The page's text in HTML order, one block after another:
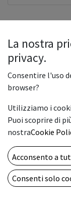
Powered by
La nostra
privacy.
Consentire l'uso
browser?
Utilizziamo i
Puoi scoprire di
nostraCookie
Acconsento a
Consenti solo